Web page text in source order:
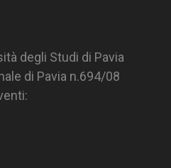
degli Studi di Pavia
di Pavia n.694/08